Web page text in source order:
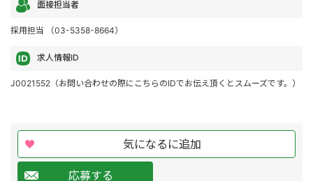
面接担当者
採用担当 （03-5358-8664）
求人情報ID
J0021552（お問い合わせの際にこちらのIDでお伝え頂くとスムーズです。）
気になるに追加
応募する